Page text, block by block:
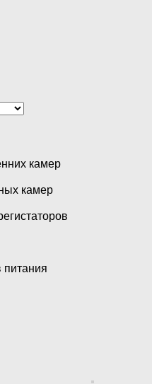
камер
камер
питания